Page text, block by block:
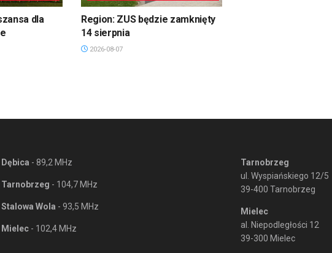
dla
Region: ZUS będzie zamknięty
14 sierpnia
2026-08-07
Dębica - 89,2 MHz
Tarnobrzeg - 104,7 MHz
Stalowa Wola - 93,5 MHz
Mielec - 102,4 MHz
Tarnobrzeg
ul. Wyspiańskiego 12/5
39-400 Tarnobrzeg
Mielec
al. Niepodległości 12
39-300 Mielec